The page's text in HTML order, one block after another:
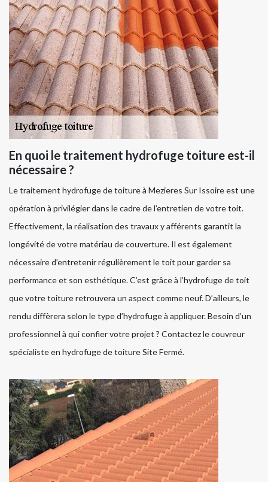
En quoi le traitement hydrofuge toiture est-il
nécessaire ?
Le traitement hydrofuge de toiture à Mezieres Sur Issoire est une
opération à privilégier dans le cadre de l’entretien de votre toit.
Effectivement, la réalisation des travaux y afférents garantit la
longévité de votre matériau de couverture. Il est également
nécessaire d’entretenir régulièrement le toit pour garder sa
performance et son esthétique. C’est grâce à l’hydrofuge de toit
que votre toiture retrouvera un aspect comme neuf. D’ailleurs, le
rendu diffèrera selon le type d’hydrofuge à appliquer. Besoin d’un
professionnel à qui confier votre projet ? Contactez le couvreur
spécialiste en hydrofuge de toiture Site Fermé.